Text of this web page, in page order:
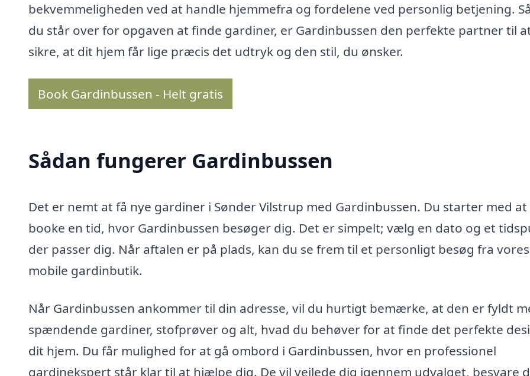
bekvemmeligheden ved at handle hjemmefra og fordelene ved personlig betjening.
du står over for opgaven at finde gardiner, er Gardinbussen den perfekte partner til
sikre, at dit hjem får lige præcis det udtryk og den stil, du ønsker.
Book Gardinbussen - Helt gratis
Sådan fungerer Gardinbussen
Det er nemt at få nye gardiner i Sønder Vilstrup med Gardinbussen. Du starter med at
booke en tid, hvor Gardinbussen besøger dig. Det er simpelt; vælg en dato og et
der passer dig. Når aftalen er på plads, kan du se frem til et personligt besøg fra vores
mobile gardinbutik.
Når Gardinbussen ankommer til din adresse, vil du hurtigt bemærke, at den er fyldt
spændende gardiner, stofprøver og alt, hvad du behøver for at finde det perfekte
dit hjem. Du får mulighed for at gå ombord i Gardinbussen, hvor en professionel
gardinekspert står klar til at hjælpe dig. De vil vejlede dig igennem udvalget, besvare